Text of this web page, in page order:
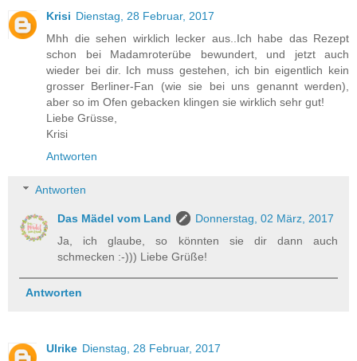
Krisi Dienstag, 28 Februar, 2017
Mhh die sehen wirklich lecker aus..Ich habe das Rezept
schon bei Madamroterübe bewundert, und jetzt auch
wieder bei dir. Ich muss gestehen, ich bin eigentlich kein
grosser Berliner-Fan (wie sie bei uns genannt werden),
aber so im Ofen gebacken klingen sie wirklich sehr gut!
Liebe Grüsse,
Krisi
Antworten
Antworten
Das Mädel vom Land
Donnerstag, 02 März, 2017
Ja, ich glaube, so könnten sie dir dann auch
schmecken :-))) Liebe Grüße!
Antworten
Ulrike Dienstag, 28 Februar, 2017